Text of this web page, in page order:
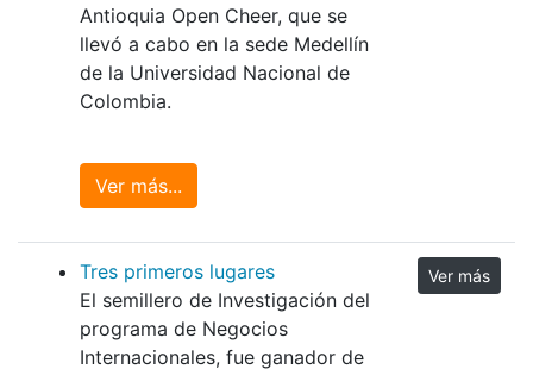
Antioquia Open Cheer, que se
llevó a cabo en la sede Medellín
de la Universidad Nacional de
Colombia.
Ver más...
Tres primeros lugares
El semillero de Investigación del
programa de Negocios
Internacionales, fue ganador de
Ver más